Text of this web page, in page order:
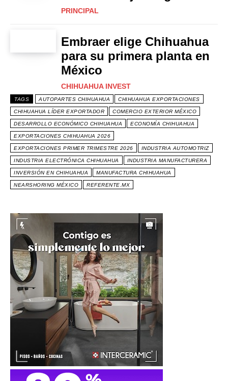
PRINCIPAL
Embraer elige Chihuahua
para su primera planta en
México
CHIHUAHUA INVEST
TAGS AUTOPARTES CHIHUAHUA CHIHUAHUA EXPORTACIONES
CHIHUAHUA LÍDER EXPORTADOR COMERCIO EXTERIOR MÉXICO
DESARROLLO ECONÓMICO CHIHUAHUA ECONOMÍA CHIHUAHUA
EXPORTACIONES CHIHUAHUA 2026
EXPORTACIONES PRIMER TRIMESTRE 2026 INDUSTRIA AUTOMOTRIZ
INDUSTRIA ELECTRÓNICA CHIHUAHUA INDUSTRIA MANUFACTURERA
INVERSIÓN EN CHIHUAHUA MANUFACTURA CHIHUAHUA
NEARSHORING MÉXICO REFERENTE.MX